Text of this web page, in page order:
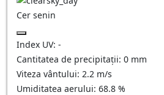
Cer senin
Index UV: -
Cantitatea de precipitații: 0 mm
Viteza vântului: 2.2 m/s
Umiditatea aerului: 68.8 %